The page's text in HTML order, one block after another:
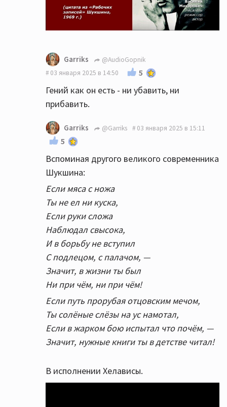
Garriks
@AudioGopnik
03 января 2025 в 14:50
5
Гений как он есть - ни убавить, ни
прибавить.
Garriks @Garriks 03 января 2025 в 15:11
5
Вспоминая другого великого современника
Шукшина:
Если мяса с ножа
Ты не ел ни куска,
Если руки сложа
Наблюдал свысока,
И в борьбу не вступил
С подлецом, с палачом, —
Значит, в жизни ты был
Ни при чём, ни при чём!
Если путь прорубая отцовским мечом,
Ты солёные слёзы на ус намотал,
Если в жарком бою испытал что почём, —
Значит, нужные книги ты в детстве читал!
В исполнении Хелависы.